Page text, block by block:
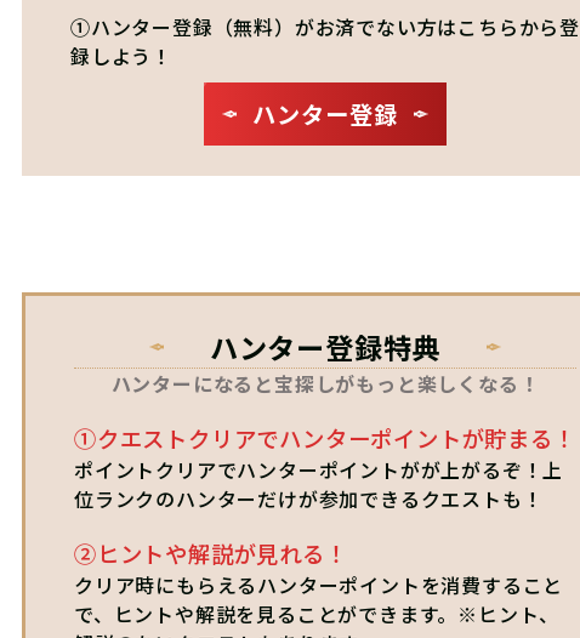
①ハンター登録（無料）がお済でない方はこちらから登
録しよう！
ハンター登録
ハンター登録特典
ハンターになると宝探しがもっと楽しくなる！
①クエストクリアでハンターポイントが貯まる！
ポイントクリアでハンターポイントがが上がるぞ！上
位ランクのハンターだけが参加できるクエストも！
②ヒントや解説が見れる！
クリア時にもらえるハンターポイントを消費すること
で、ヒントや解説を見ることができます。※ヒント、